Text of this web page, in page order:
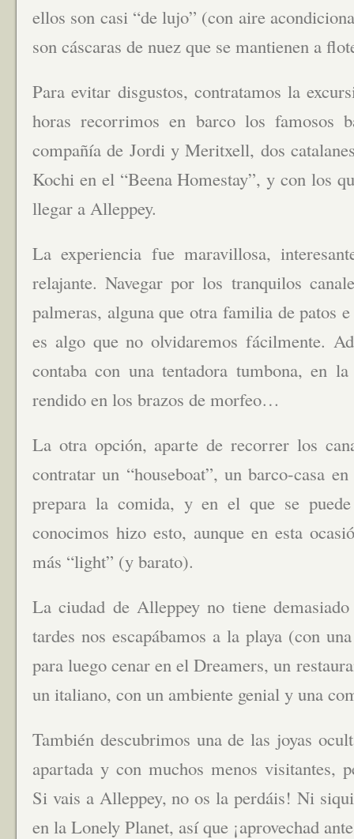
ellos son casi “de lujo” (con aire
son cáscaras de nuez que se mantienen a
Para evitar disgustos, contratamos la
horas recorrimos en barco los famosos
compañía de Jordi y Meritxell, dos
Kochi en el “Beena Homestay”, y con los
llegar a Alleppey.
La experiencia fue maravillosa,
relajante. Navegar por los tranquilos
palmeras, alguna que otra familia de patos
es algo que no olvidaremos fácilmente.
contaba con una tentadora tumbona, en
rendido en los brazos de morfeo…
La otra opción, aparte de recorrer los
contratar un “houseboat”, un barco-casa
prepara la comida, y en el que se
conocimos hizo esto, aunque en esta
más “light” (y barato).
La ciudad de Alleppey no tiene
tardes nos escapábamos a la playa (con
para luego cenar en el Dreamers, un
un italiano, con un ambiente genial y una
También descubrimos una de las joyas
apartada y con muchos menos visitantes,
Si vais a Alleppey, no os la perdáis! Ni
en la Lonely Planet, así que ¡aprovechad